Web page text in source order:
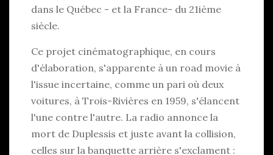
dans le Québec - et la France- du 21ième
siècle.
Ce projet cinématographique, en cours
d'élaboration, s'apparente à un road movie à
l'issue incertaine, comme un pari où deux
voitures, à Trois-Rivières en 1959, s'élancent
l'une contre l'autre. La radio annonce la
mort de Duplessis et juste avant la collision,
celles sur la banquette arrière s'exclament :